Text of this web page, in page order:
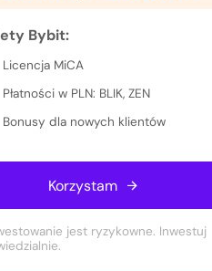
Bybit:
Licencja MiCA
Płatności w PLN: BLIK, ZEN
Bonusy dla nowych klientów
Korzystam
jest ryzykowne. Inwestuj